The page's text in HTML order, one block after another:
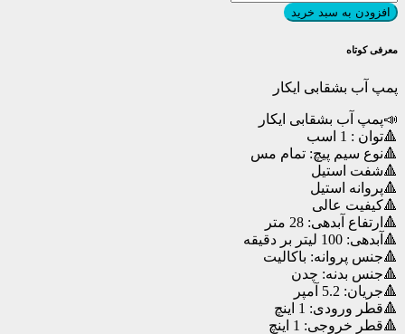
آب
بشقابی
ایکار
عدد
افزودن به سبد خرید
معرفی کوتاه
پمپ آب بشقابی ایکار
📣پمپ آب بشقابی ایکار
🔺توان : 1 اسب
🔺نوع سیم پیچ: تمام مس
🔺شفت استیل
🔺پروانه استیل
🔺کیفیت عالی
🔺ارتفاع آبدهی: 28 متر
🔺آبدهی: 100 لیتر بر دقیقه
🔺جنس پروانه: باکالیت
🔺جنس بدنه: چدن
🔺جریان: 5.2 آمپر
🔺قطر ورودی: 1 اینچ
🔺قطر خروجی: 1 اینچ